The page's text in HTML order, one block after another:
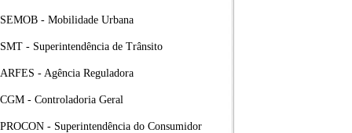
SEMOB - Mobilidade Urbana
SMT - Superintendência de Trânsito
ARFES - Agência Reguladora
CGM - Controladoria Geral
PROCON - Superintendência do Consumidor